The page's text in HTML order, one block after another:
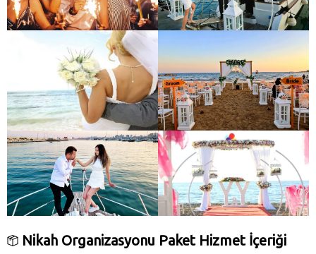
Nikah Organizasyonu Paket Hizmet İçeriği